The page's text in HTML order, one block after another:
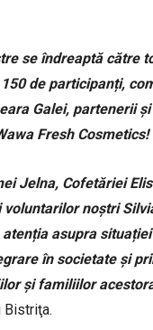
se îndreaptă către
de participanți,
Galei, partenerii
Fresh Cosmetics!
Jelna, Cofetăriei
noștri
asupra
în societate și
și familiilor
Bistriţa.